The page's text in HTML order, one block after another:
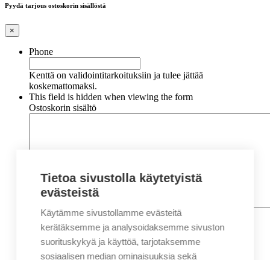
Pyydä tarjous ostoskorin sisällöstä
×
Phone
Kenttä on validointitarkoituksiin ja tulee jättää
koskemattomaksi.
This field is hidden when viewing the form
Ostoskorin sisältö
Nimi*
Etunimi
Sukunimi
Tietoa sivustolla käytetyistä
evästeistä
Käytämme sivustollamme evästeitä
kerätäksemme ja analysoidaksemme sivuston
suorituskykyä ja käyttöä, tarjotaksemme
sosiaalisen median ominaisuuksia sekä